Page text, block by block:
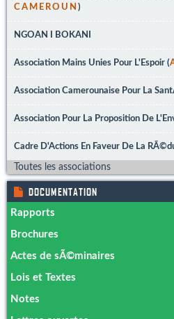
CAMEROUN )
NGOAN I BOKANI
Association Mains Unies Pour L'Espoir (
Association Camerounaise Pour La
Association Pour La Proposition De
Cadre D'Actions En Faveur De La
Toutes les associations
DOCUMENTATION
Rapports
Analyse situationnelle des Violences
Rapport d'activitÃ©s OYILI
Rapport d'activitÃ©s de Nseng
CEPED :: Rapport de la premiÃ¨re
Brochures
Guide des services OYILI
Plaquette de formation CEPED
FECAMUAYTHAI DA : Calendrier
Actes de sÃ©minaires
Termes de RÃ©fÃ©rences du
PrÃ©vention sur les violences faites
Lois et Textes
Lettre Circulaire conjointe MINFI -
prÃ©paration des budgets des CTD
Notes